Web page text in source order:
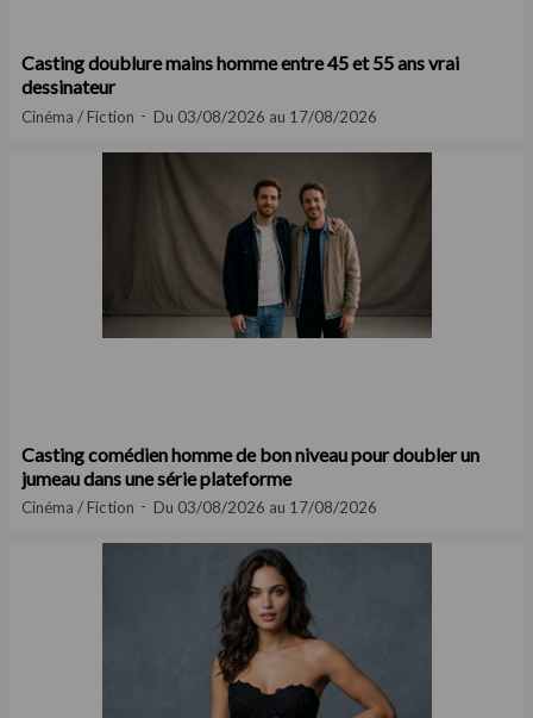
Casting doublure mains homme entre 45 et 55 ans vrai
dessinateur
Cinéma / Fiction Du 03/08/2026 au 17/08/2026
Casting comédien homme de bon niveau pour doubler un
jumeau dans une série plateforme
Cinéma / Fiction Du 03/08/2026 au 17/08/2026